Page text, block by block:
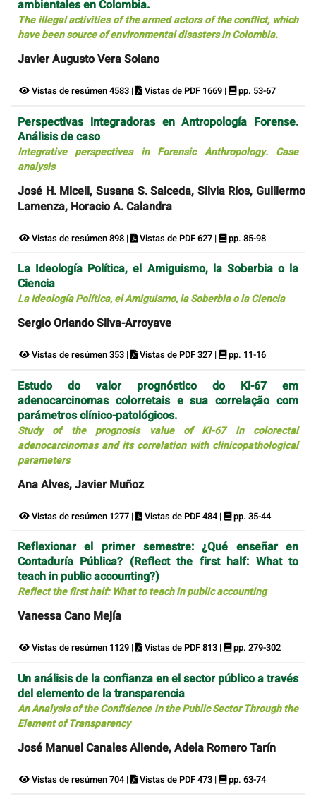
ambientales en Colombia.
The illegal activities of the armed actors of the conflict, which
have been source of environmental disasters in Colombia.
Javier Augusto Vera Solano
Vistas de resúmen 4583 | Vistas de PDF 1669 | pp. 53-67
Perspectivas integradoras en Antropología Forense.
Análisis de caso
Integrative perspectives in Forensic Anthropology. Case
analysis
José H. Miceli, Susana S. Salceda, Silvia Ríos, Guillermo
Lamenza, Horacio A. Calandra
Vistas de resúmen 898 | Vistas de PDF 627 | pp. 85-98
La Ideología Política, el Amiguismo, la Soberbia o la
Ciencia
La Ideología Política, el Amiguismo, la Soberbia o la Ciencia
Sergio Orlando Silva-Arroyave
Vistas de resúmen 353 | Vistas de PDF 327 | pp. 11-16
Estudo do valor prognóstico do Ki-67 em
adenocarcinomas colorretais e sua correlação com
parámetros clínico-patológicos.
Study of the prognosis value of Ki-67 in colorectal
adenocarcinomas and its correlation with clinicopathological
parameters
Ana Alves, Javier Muñoz
Vistas de resúmen 1277 | Vistas de PDF 484 | pp. 35-44
Reflexionar el primer semestre: ¿Qué enseñar en
Contaduría Pública? (Reflect the first half: What to
teach in public accounting?)
Reflect the first half: What to teach in public accounting
Vanessa Cano Mejía
Vistas de resúmen 1129 | Vistas de PDF 813 | pp. 279-302
Un análisis de la confianza en el sector público a través
del elemento de la transparencia
An Analysis of the Confidence in the Public Sector Through the
Element of Transparency
José Manuel Canales Aliende, Adela Romero Tarín
Vistas de resúmen 704 | Vistas de PDF 473 | pp. 63-74